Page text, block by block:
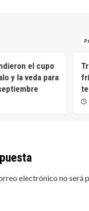
el cupo
y la veda para
electrónico no será